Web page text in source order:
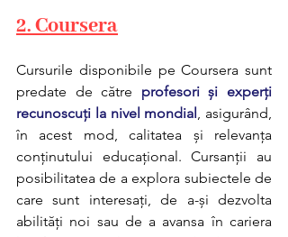
2. Coursera
Cursurile disponibile pe Coursera sunt
predate de către profesori și experți
recunoscuți la nivel mondial, asigurând,
în acest mod, calitatea și relevanța
conținutului educațional. Cursanții au
posibilitatea de a explora subiectele de
care sunt interesați, de a-și dezvolta
abilități noi sau de a avansa în cariera